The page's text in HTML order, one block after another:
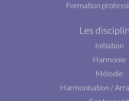
Formation
Les
Initiation
Harmonie
Mélodie
Harmonisation /